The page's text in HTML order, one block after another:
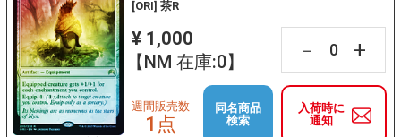
[ORI] 茶R
¥ 1,000
【NM 在庫:0】
－ +
入荷時に
通知
週間販売数
1点
同名商品
検索